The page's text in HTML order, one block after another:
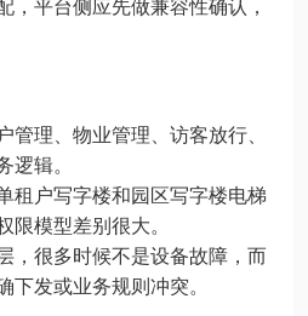
，平台侧应先做兼容性确认，
管理、物业管理、访客放行、
逻辑。
租户写字楼和园区写字楼电梯
限模型差别很大。
，很多时候不是设备故障，而
下发或业务规则冲突。